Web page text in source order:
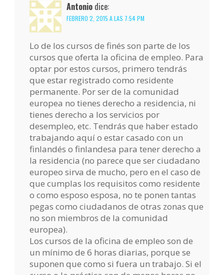
Antonio dice:
FEBRERO 2, 2015 A LAS 7:54 PM
Lo de los cursos de finés son parte de los
cursos que oferta la oficina de empleo. Para
optar por estos cursos, primero tendrás
que estar registrado como residente
permanente. Por ser de la comunidad
europea no tienes derecho a residencia, ni
tienes derecho a los servicios por
desempleo, etc. Tendrás que haber estado
trabajando aquí o estar casado con un
finlandés o finlandesa para tener derecho a
la residencia (no parece que ser ciudadano
europeo sirva de mucho, pero en el caso de
que cumplas los requisitos como residente
o como esposo esposa, no te ponen tantas
pegas como ciudadanos de otras zonas que
no son miembros de la comunidad
europea).
Los cursos de la oficina de empleo son de
un mínimo de 6 horas diarias, porque se
suponen que como si fuera un trabajo. Si el